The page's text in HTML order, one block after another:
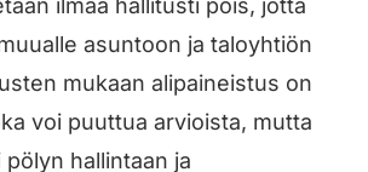
ilmaa hallitusti pois, jotta
asuntoon ja taloyhtiön
mukaan alipaineistus on
voi puuttua arvioista, mutta
hallintaan ja